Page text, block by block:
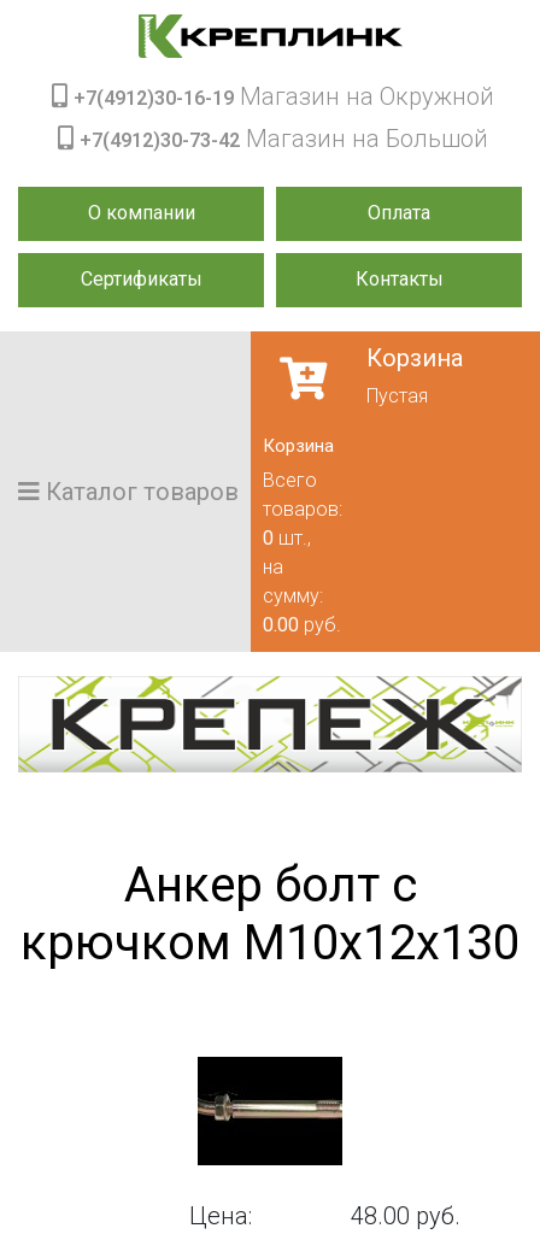
О компании Оплата
Сертификаты Контакты
+7(4912)30-16-19 Магазин на Окружной
+7(4912)30-73-42 Магазин на Большой
Каталог товаров
Корзина
Пустая
Корзина
Всего
товаров:
0 шт.,
на
сумму:
0.00 руб.
Анкер болт с
крючком М10х12х130
Цена:
48.00 руб.